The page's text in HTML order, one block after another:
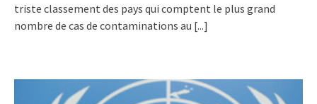
triste classement des pays qui comptent le plus grand
nombre de cas de contaminations au [...]